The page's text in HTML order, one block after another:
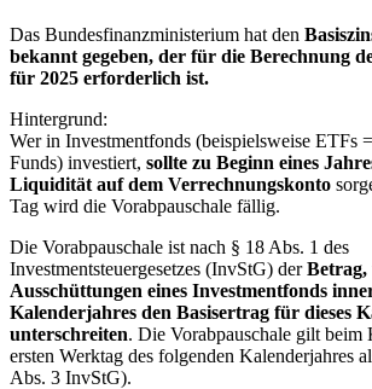
Das Bundesfinanzministerium hat den
bekannt gegeben, der für die Berechnung
für 2025 erforderlich ist.
Hintergrund:
Wer in Investmentfonds (beispielsweise ETFs
Funds) investiert, sollte zu Beginn eines
Liquidität auf dem Verrechnungskonto
Tag wird die Vorabpauschale fällig.
Die Vorabpauschale ist nach § 18 Abs. 1 des
Investmentsteuergesetzes (InvStG) derBetrag,
Ausschüttungen eines Investmentfonds
Kalenderjahres den Basisertrag für dieses
unterschreiten. Die Vorabpauschale gilt beim
ersten Werktag des folgenden Kalenderjahres
Abs. 3 InvStG).